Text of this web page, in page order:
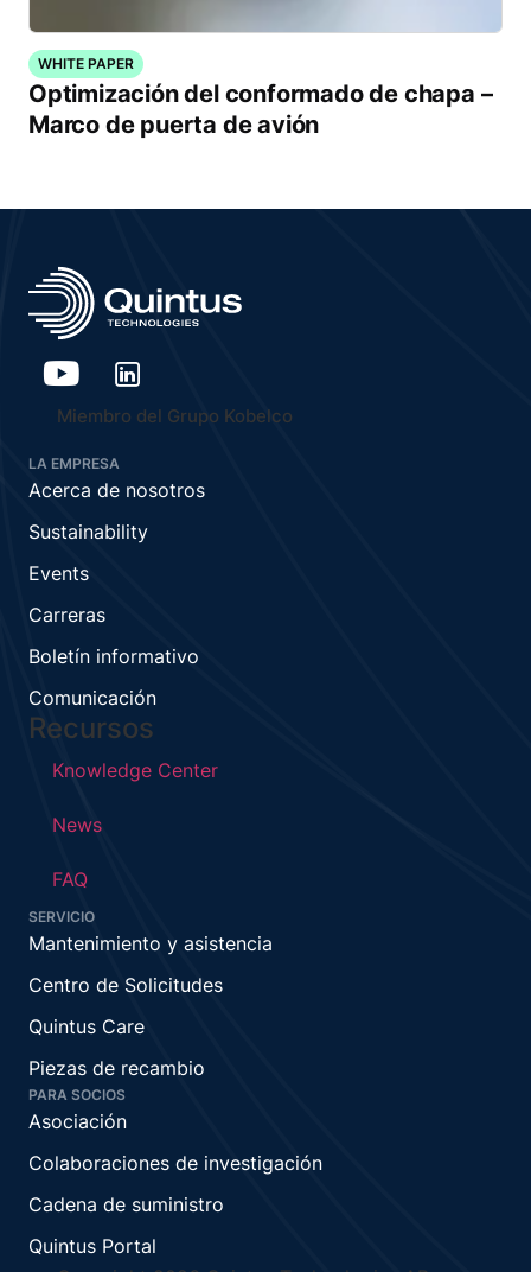
WHITE PAPER
Optimización del conformado de chapa –
Marco de puerta de avión
Miembro del Grupo Kobelco
LA EMPRESA
Acerca de nosotros
Sustainability
Events
Carreras
Boletín informativo
Comunicación
Recursos
Knowledge Center
News
FAQ
SERVICIO
Mantenimiento y asistencia
Centro de Solicitudes
Quintus Care
Piezas de recambio
PARA SOCIOS
Asociación
Colaboraciones de investigación
Cadena de suministro
Quintus Portal